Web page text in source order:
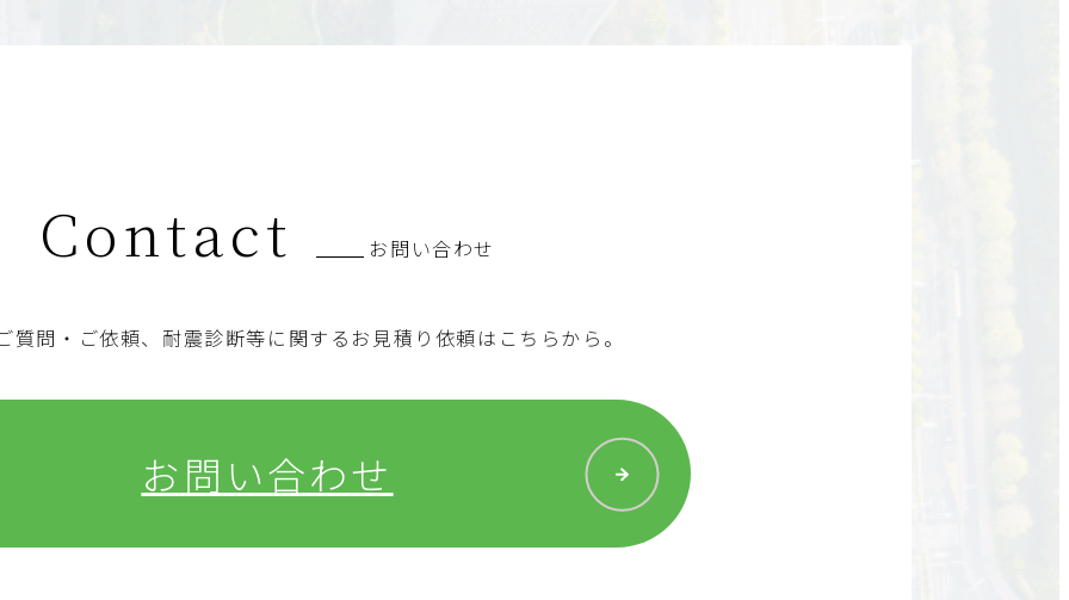
Contact お問い合わせ
質問・ご依頼、耐震診断等に関するお見積り依頼はこちらから。
お問い合わせ